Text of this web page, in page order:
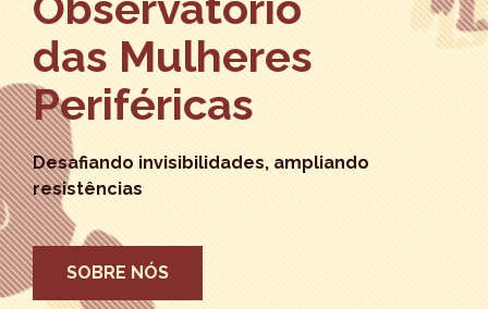
das Mulheres
Periféricas
Desafiando invisibilidades, ampliando
resistências
SOBRE NÓS